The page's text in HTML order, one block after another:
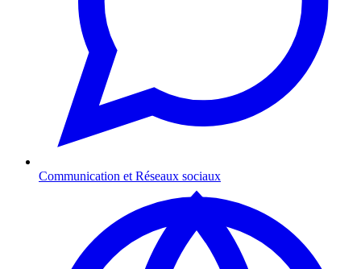
Communication et Réseaux sociaux